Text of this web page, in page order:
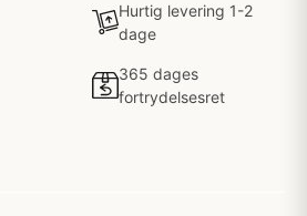
Hurtig levering 1-2
dage
365 dages
fortrydelsesret